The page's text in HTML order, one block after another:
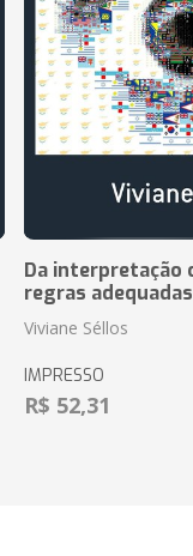
Da interpretação
regras
Viviane Séllos
IMPRESSO
R$ 52,31